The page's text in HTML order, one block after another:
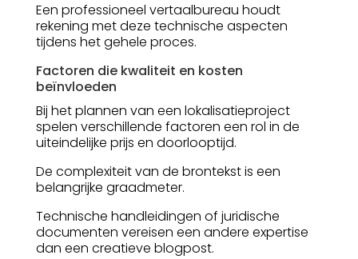
Een professioneel vertaalbureau houdt
rekening met deze technische aspecten
tijdens het gehele proces.
Factoren die kwaliteit en kosten
beïnvloeden
Bij het plannen van een lokalisatieproject
spelen verschillende factoren een rol in de
uiteindelijke prijs en doorlooptijd.
De complexiteit van de brontekst is een
belangrijke graadmeter.
Technische handleidingen of juridische
documenten vereisen een andere expertise
dan een creatieve blogpost.